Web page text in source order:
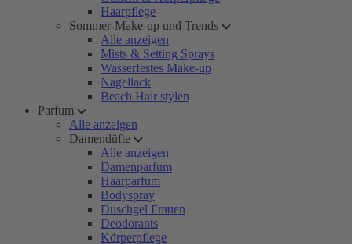
Haarpflege
Sommer-Make-up und Trends
Alle anzeigen
Mists & Setting Sprays
Wasserfestes Make-up
Nagellack
Beach Hair stylen
Parfum
Alle anzeigen
Damendüfte
Alle anzeigen
Damenparfum
Haarparfum
Bodyspray
Duschgel Frauen
Deodorants
Körperpflege